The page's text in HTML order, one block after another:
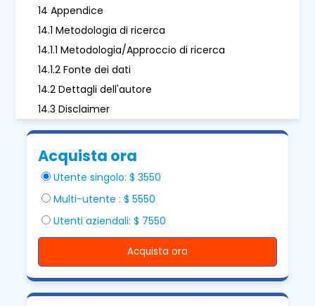
14 Appendice
14.1 Metodologia di ricerca
14.1.1 Metodologia/Approccio di ricerca
14.1.2 Fonte dei dati
14.2 Dettagli dell'autore
14.3 Disclaimer
Acquista ora
Utente singolo: $ 3550
Multi-utente : $ 5550
Utenti aziendali: $ 7550
Acquista ora